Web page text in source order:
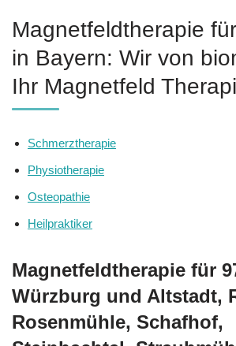
Magnetfeldtherapie
in Bayern: Wir von
Ihr Magnetfeld
Schmerztherapie
Physiotherapie
Osteopathie
Heilpraktiker
Magnetfeldtherapie für
Würzburg und Altstadt,
Rosenmühle, Schafhof,